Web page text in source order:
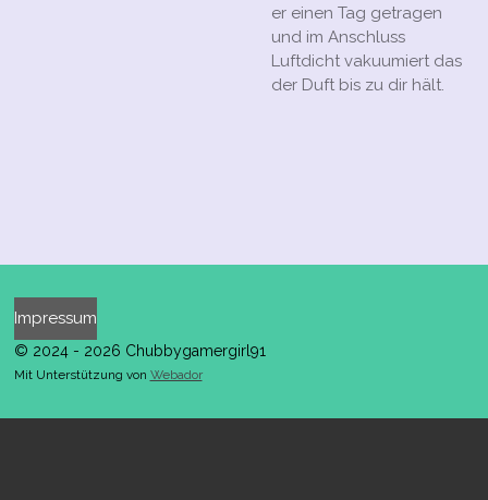
er einen Tag getragen
und im Anschluss
Luftdicht vakuumiert das
der Duft bis zu dir hält.
Impressum
© 2024 - 2026 Chubbygamergirl91
Mit Unterstützung von Webador